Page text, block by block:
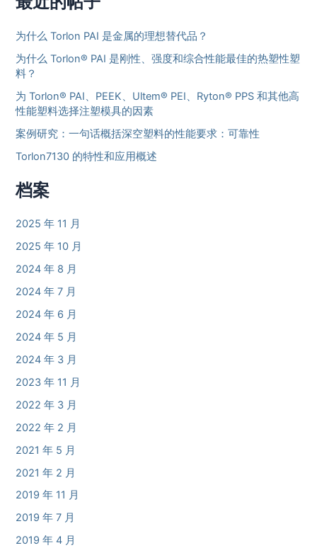
为什么 Torlon PAI 是金属的理想替代品？
为什么 Torlon® PAI 是刚性、强度和综合性能最佳的热塑性塑
料？
为 Torlon® PAI、PEEK、Ultem® PEI、Ryton® PPS 和其他高
性能塑料选择注塑模具的因素
案例研究：一句话概括深空塑料的性能要求：可靠性
Torlon7130 的特性和应用概述
档案
2025 年 11 月
2025 年 10 月
2024 年 8 月
2024 年 7 月
2024 年 6 月
2024 年 5 月
2024 年 3 月
2023 年 11 月
2022 年 3 月
2022 年 2 月
2021 年 5 月
2021 年 2 月
2019 年 11 月
2019 年 7 月
2019 年 4 月